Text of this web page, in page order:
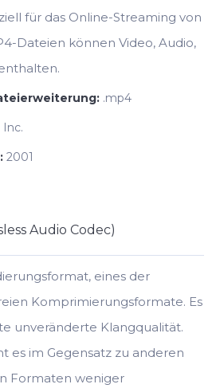
für das Online-Streaming von
Dateien können Video, Audio,
.mp4
Inc.
2001
Audio Codec)
eines der
Komprimierungsformate. Es
unveränderte Klangqualität.
es im Gegensatz zu anderen
Formaten weniger